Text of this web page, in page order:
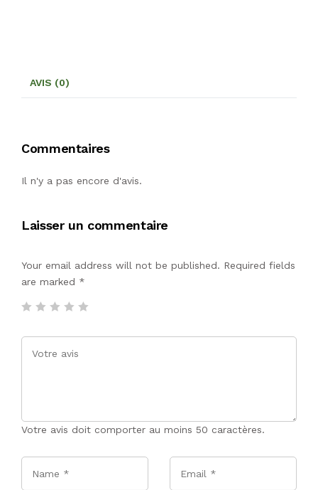
AVIS (0)
Commentaires
Il n'y a pas encore d'avis.
Laisser un commentaire
Your email address will not be published. Required fields
are marked *
Votre avis doit comporter au moins 50 caractères.